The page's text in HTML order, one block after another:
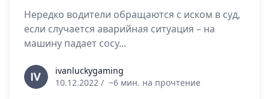
Нередко водители обращаются с иском в суд,
если случается аварийная ситуация – на
машину падает сосу...
ivanluckygaming
ivanluckygaming
10.12.2022 / ~6 мин. на прочтение